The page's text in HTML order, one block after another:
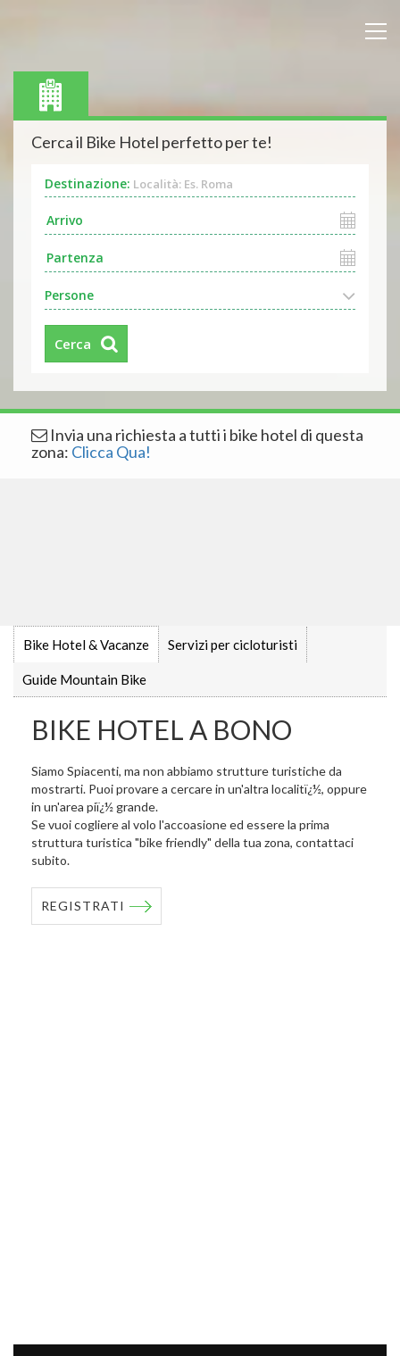
Cerca il Bike Hotel perfetto per te!
Destinazione: Località: Es. Roma
Persone
Cerca
Invia una richiesta a tutti i bike hotel di questa
zona: Clicca Qua!
Bike Hotel & Vacanze Servizi per cicloturisti
Guide Mountain Bike
BIKE HOTEL A BONO
Siamo Spiacenti, ma non abbiamo strutture turistiche da
mostrarti. Puoi provare a cercare in un'altra localitï¿½, oppure
in un'area piï¿½ grande.
Se vuoi cogliere al volo l'accoasione ed essere la prima
struttura turistica "bike friendly" della tua zona, contattaci
subito.
REGISTRATI